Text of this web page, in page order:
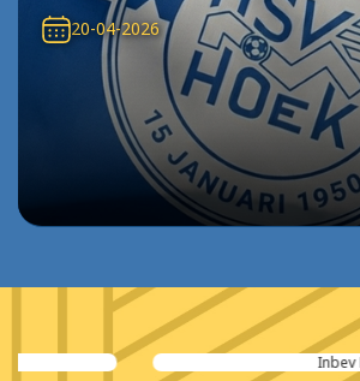
20-04-2026
Inbev Nederland NV